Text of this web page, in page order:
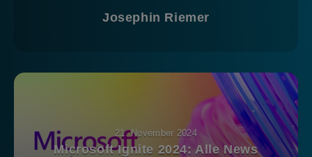
Josephin Riemer
21. November 2024
Microsoft Ignite 2024: Alle News